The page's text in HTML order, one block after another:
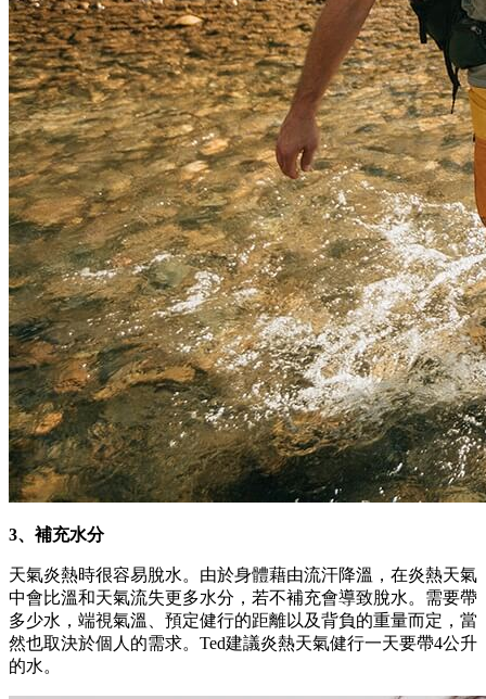
3、補充水分
天氣炎熱時很容易脫水。由於身體藉由流汗降溫，在炎熱天氣
中會比溫和天氣流失更多水分，若不補充會導致脫水。需要帶
多少水，端視氣溫、預定健行的距離以及背負的重量而定，當
然也取決於個人的需求。Ted建議炎熱天氣健行一天要帶4公升
的水。